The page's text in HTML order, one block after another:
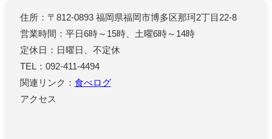
住所：〒812-0893 福岡県福岡市博多区那珂2丁目22-8
営業時間：平日6時～15時、土曜6時～14時
定休日：日曜日、不定休
TEL：092-411-4494
関連リンク： 食べログ
アクセス